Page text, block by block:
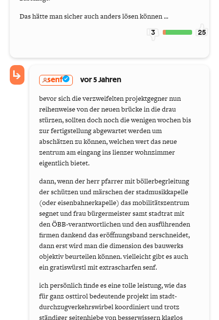
Das hätte man sicher auch anders lösen können ...
3 25
senf vor 5 Jahren
bevor sich die verzweifelten projektgegner nun
reihenweise von der neuen brücke in die drau
stürzen, sollten doch noch die wenigen wochen bis
zur fertigstellung abgewartet werden um
abschätzen zu können, welchen wert das neue
zentrum am eingang ins lienzer wohnzimmer
eigentlich bietet.
dann, wenn der herr pfarrer mit böllerbegrleitung
der schützen und märschen der stadmusikkapelle
(oder eisenbahnerkapelle) das mobilitätszentrum
segnet und frau bürgermeister samt stadtrat mit
den ÖBB-verantwortlichen und den ausführenden
firmen dankend das eröffnungsband zerschneidet,
dann erst wird man die dimension des bauwerks
objektiv beurteilen können. vielleicht gibt es auch
ein gratiswürstl mit extrascharfen senf.
ich persönlich finde es eine tolle leistung, wie das
für ganz osttirol bedeutende projekt im stadt-
durchzugverkehrswirbel koordiniert und trotz
ständiger seitenhiebe von besserwissern klaglos